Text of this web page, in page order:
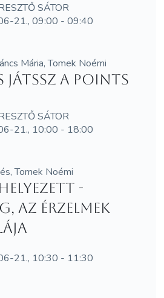
SÁTOR
21., 09:00 - 09:40
Mária, Tomek Noémi
játssz a Points
SÁTOR
21., 10:00 - 18:00
Tomek Noémi
-
az érzelmek
21., 10:30 - 11:30